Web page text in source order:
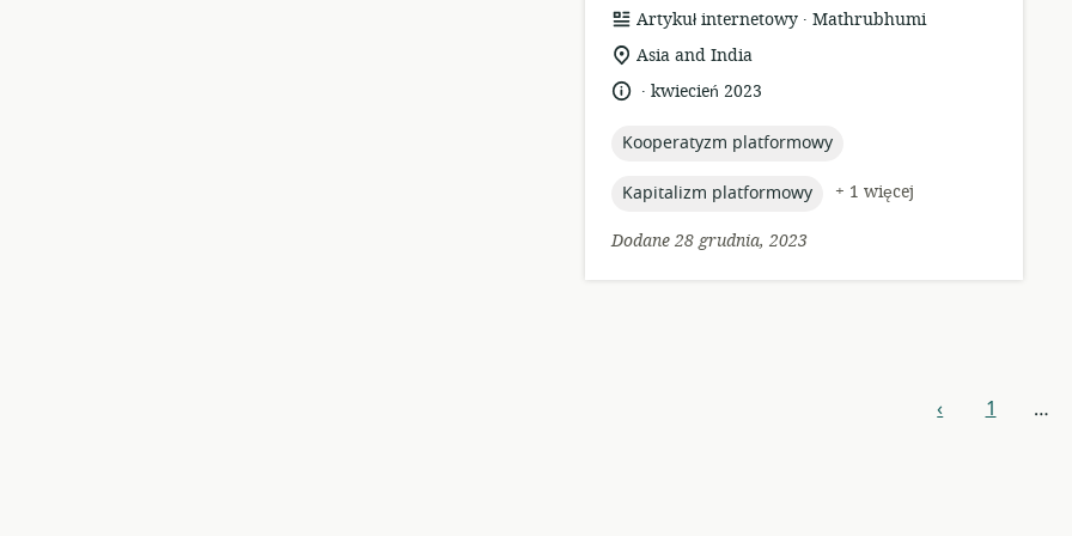
format
zasobów:
Artykuł internetowy .
wydawca:
Mathrubhumi
istotna
lokalizacja:
Asia and India
język:
.
datakwiecień 2023
topic:
Kooperatyzm platformowy
topic:
Kapitalizm platformowy
+ 1 więcej
Dodane 28 grudnia, 2023
‹poprzedni
1 …